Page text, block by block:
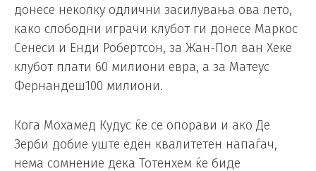
донесе неколку одлични засилувања ова лето,
како слободни играчи клубот ги донесе Маркос
Сенеси и Енди Робертсон, за Жан-Пол ван Хеке
клубот плати 60 милиони евра, а за Матеус
Фернандеш100 милиони.
Кога Мохамед Кудус ќе се опорави и ако Де
Зерби добие уште еден квалитетен напаѓач,
нема сомнение дека Тотенхем ќе биде